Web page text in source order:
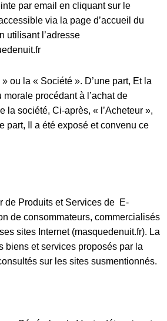
par email en cliquant sur le
via la page d’accueil du
utilisant l’adresse
ou la « Société ». D’une part, Et la
procédant à l’achat de
la société, Ci-après, « l’Acheteur »,
part, Il a été exposé et convenu ce
de Produits et Services de E-
de consommateurs, commercialisés
sites Internet (masquedenuit.fr). La
biens et services proposés par la
sur les sites susmentionnés.